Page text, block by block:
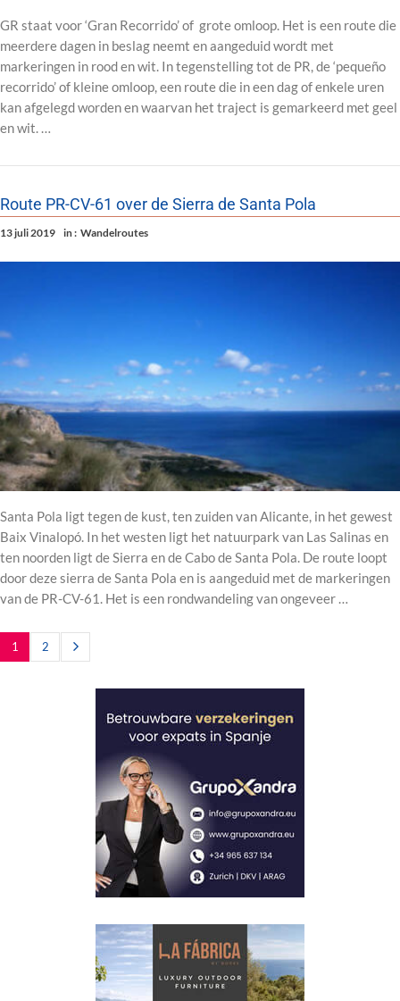
GR staat voor ‘Gran Recorrido’ of grote omloop. Het is een route die
meerdere dagen in beslag neemt en aangeduid wordt met
markeringen in rood en wit. In tegenstelling tot de PR, de ‘pequeño
recorrido’ of kleine omloop, een route die in een dag of enkele uren
kan afgelegd worden en waarvan het traject is gemarkeerd met geel
en wit. …
Route PR-CV-61 over de Sierra de Santa Pola
13 juli 2019 in : Wandelroutes
Santa Pola ligt tegen de kust, ten zuiden van Alicante, in het gewest
Baix Vinalopó. In het westen ligt het natuurpark van Las Salinas en
ten noorden ligt de Sierra en de Cabo de Santa Pola. De route loopt
door deze sierra de Santa Pola en is aangeduid met de markeringen
van de PR-CV-61. Het is een rondwandeling van ongeveer …
1 2